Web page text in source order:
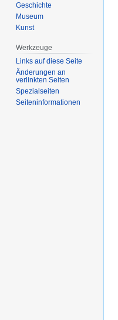
Geschichte
Museum
Kunst
Werkzeuge
Links auf diese Seite
Änderungen an
verlinkten Seiten
Spezialseiten
Seiten­­informationen